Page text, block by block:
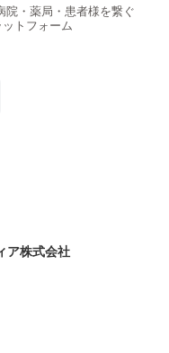
院・薬局・患者様を繋ぐ
トフォーム
ア株式会社